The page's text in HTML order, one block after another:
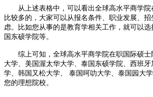
从上述表格中，可以看出全球高水平商学院
比较多的，大家可以从报名条件、职业发展、
虑。比如您从事的是教育学相关工作，就可以
国东硕学院等。
综上可知，全球高水平商学院在职国际硕士
大学、美国渥太华大学、泰国东硕学院、西班
学、韩国又松大学、 泰国呵叻大学、泰国园大
您的理想院校。